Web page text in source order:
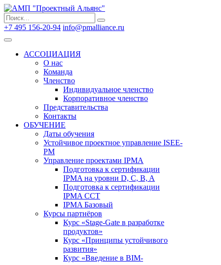
Search
for:
Search
+7 495 156-20-94 info@pmalliance.ru
АССОЦИАЦИЯ
О нас
Команда
Членство
Индивидуальное членство
Корпоративное членство
Представительства
Контакты
ОБУЧЕНИЕ
Даты обучения
Устойчивое проектное управление ISEE-
PM
Управление проектами IPMA
Подготовка к сертификации
IPMA на уровни D, C, B, A
Подготовка к сертификации
IPMA CCT
IPMA Базовый
Курсы партнёров
Курс «Stage-Gate в разработке
продуктов»
Курс «Принципы устойчивого
развития»
Курс «Введение в BIM-